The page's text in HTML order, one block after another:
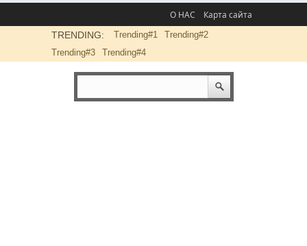
О НАС Карта сайта
TRENDING: Trending#1
Trending#2
Trending#3
Trending#4